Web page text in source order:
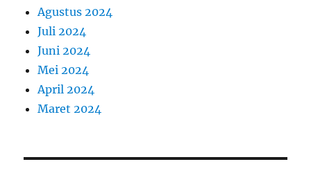
Agustus 2024
Juli 2024
Juni 2024
Mei 2024
April 2024
Maret 2024